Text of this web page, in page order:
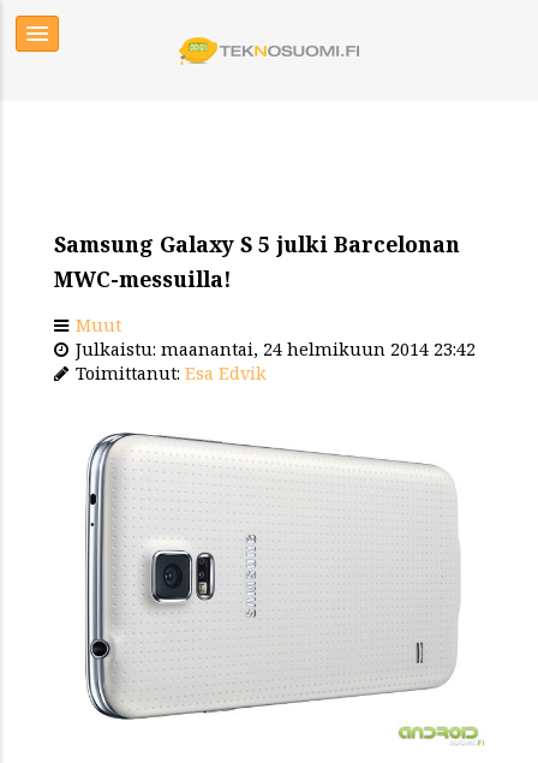
Samsung Galaxy S 5 julki Barcelonan
MWC-messuilla!
Muut
Julkaistu: maanantai, 24 helmikuun 2014 23:42
Toimittanut: Esa Edvik